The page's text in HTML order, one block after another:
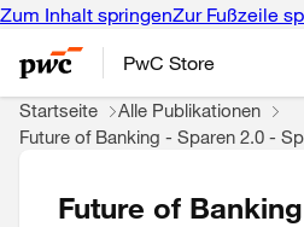
Zum Inhalt springenZur Fußzeile
PwC Store
Startseite
Alle Publikationen
Future of Banking - Sparen 2.0 -
Future of